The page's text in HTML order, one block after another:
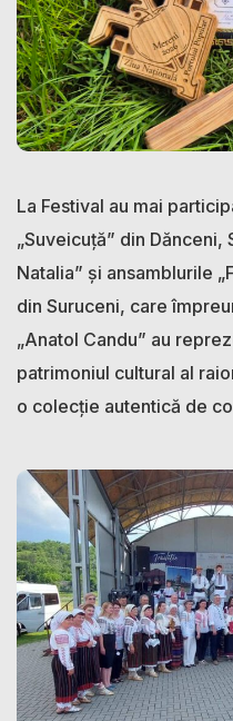
La Festival au mai
„Suveicuță” din Dănceni,
Natalia” și ansamblurile
din Suruceni, care
„Anatol Candu” au
patrimoniul cultural al
o colecție autentică de